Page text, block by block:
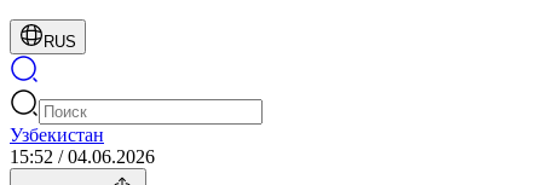
RUS
Узбекистан
15:52 / 04.06.2026